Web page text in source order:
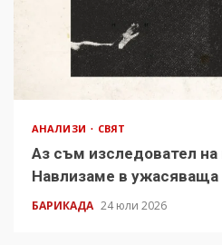
АНАЛИЗИ СВЯТ
Аз съм изследовател на
Навлизаме в ужасяваща
БАРИКАДА 24 юли 2026